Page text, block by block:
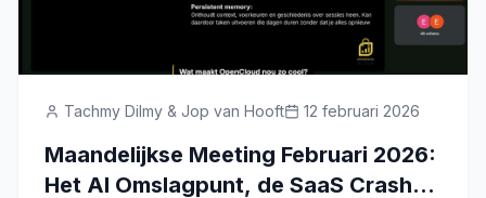
Tachmy Dilmy & Jop van Hooft 12 februari 2026
Maandelijkse Meeting Februari 2026:
Het AI Omslagpunt, de SaaS Crash